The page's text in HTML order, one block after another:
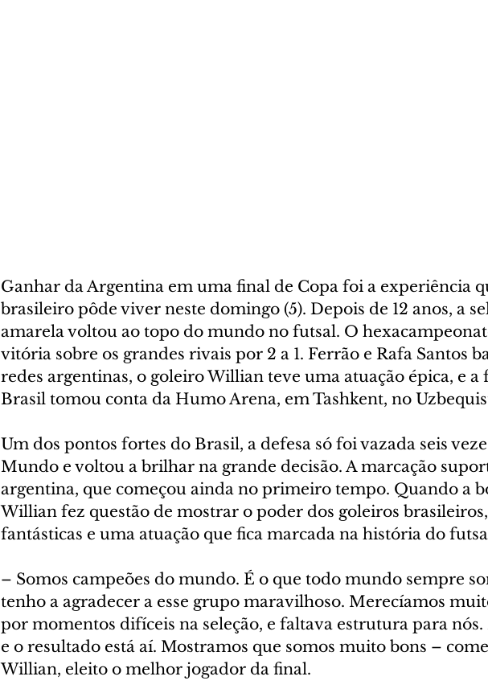
Ganhar da Argentina em uma final de Copa foi a experiência
brasileiro pôde viver neste domingo (5). Depois de 12 anos, a
amarela voltou ao topo do mundo no futsal. O
vitória sobre os grandes rivais por 2 a 1. Ferrão e Rafa Santos
redes argentinas, o goleiro Willian teve uma atuação épica, e a
Brasil tomou conta da Humo Arena, em Tashkent, no
Um dos pontos fortes do Brasil, a defesa só foi vazada seis
Mundo e voltou a brilhar na grande decisão. A marcação
argentina, que começou ainda no primeiro tempo. Quando a
Willian fez questão de mostrar o poder dos goleiros
fantásticas e uma atuação que fica marcada na história do
– Somos campeões do mundo. É o que todo mundo sempre
tenho a agradecer a esse grupo maravilhoso. Merecíamos
por momentos difíceis na seleção, e faltava estrutura para nós.
e o resultado está aí. Mostramos que somos muito bons –
Willian, eleito o melhor jogador da final.